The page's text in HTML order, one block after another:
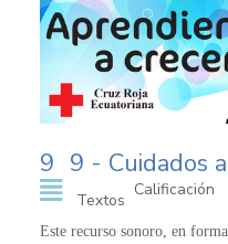
9 9 - Cuidados
Textos
Calificación
Este recurso sonoro, en